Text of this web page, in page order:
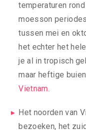
temperaturen
moesson
tussen mei en
het echter het
je al in tropisch
maar heftige
Vietnam.
Het noorden van
bezoeken, het